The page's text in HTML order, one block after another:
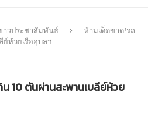
าวประชาสัมพันธ์
ห้ามเด็ดขาด!รถ
ย์ห้วยเรืออุบลฯ
10 ตันผ่านสะพานเบลีย์ห้วย